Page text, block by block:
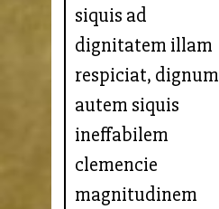
siquis ad
dignitatem illam
respiciat, dignum
autem siquis
ineffabilem
clemencie
magnitudinem